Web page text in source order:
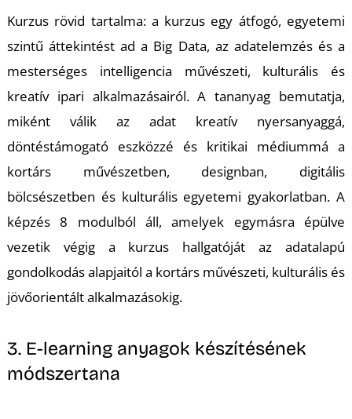
Kurzus rövid tartalma: a kurzus egy átfogó, egyetemi
szintű áttekintést ad a Big Data, az adatelemzés és a
mesterséges intelligencia művészeti, kulturális és
kreatív ipari alkalmazásairól. A tananyag bemutatja,
miként válik az adat kreatív nyersanyaggá,
döntéstámogató eszközzé és kritikai médiummá a
kortárs művészetben, designban, digitális
bölcsészetben és kulturális egyetemi gyakorlatban. A
képzés 8 modulból áll, amelyek egymásra épülve
vezetik végig a kurzus hallgatóját az adatalapú
gondolkodás alapjaitól a kortárs művészeti, kulturális és
jövőorientált alkalmazásokig.
3. E-learning anyagok készítésének
módszertana